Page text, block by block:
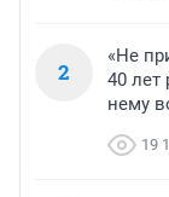
2
«Не
40 лет
нему
19